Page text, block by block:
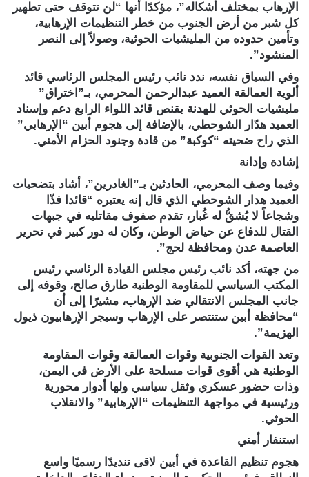
الإرهاب بمختلف أشكاله”، مؤكدًا أنها “لن تتوقف حتى تطهير
كل شبر من أرض الجنوب من خطر التنظيمات الإرهابية،
وتأمين حدوده من المليشيات الحوثية، وصولاً إلى النصر
المنشود”.
وفي السياق نفسه، ندد نائب رئيس المجلس الرئاسي قائد
ألوية العمالقة العميد عبدالرحمن المحرمي، بـ”اختراق”
مليشيات الحوثي للهدنة بقنص قائد اللواء الرابع دعم وإسناد
العميد هدّار الشوحطي، بالإضافة إلى هجوم أبين “الإرهابي”
الذي راح ضحيته “كوكبة” من قادة وجنود الحزام الأمني.
إشادة وإدانة
وفيما وصف المحرمي، الحادثين بـ”الغادرين”، أشاد بتضحيات
العميد هدار الشوحطي الذي قال إنه يعتبره “قائدا فذّا
وشجاعاً لا يُشقُّ له غُبار، تقدم صفوف مقاتليه في جبهات
القتال للدفاع عن حياض الوطن، وكان له دور كبير في تحرير
العاصمة عدن ومحافظة لحج”.
من جهته، أكد نائب رئيس مجلس القيادة الرئاسي رئيس
المكتب السياسي للمقاومة الوطنية طارق صالح، وقوفه إلى
جانب المجلس الانتقالي ضد الإرهاب، مشيرًا إلى أن
“محافظة أبين ستنتصر على الإرهاب وسيجر الإرهابيون ذيول
الهزيمة”.
وتعد القوات الجنوبية وقوات العمالقة وقوات المقاومة
الوطنية هي أقوى قوات مسلحة على الأرض في اليمن،
وذات حضور عسكري وثقل سياسي ولها أدوار محورية
ورئيسية في مواجهة التنظيمات “الإرهابية” والانقلاب
الحوثي.
استنفار أمني
هجوم تنظيم القاعدة في أبين لاقى تنديدًا رسميًا واسع